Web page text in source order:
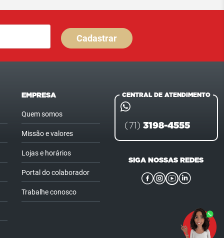
Cadastrar
EMPRESA
Quem somos
Missão e valores
Lojas e horários
Portal do colaborador
Trabalhe conosco
CENTRAL DE ATENDIMENTO
(71) 3198-4555
SIGA NOSSAS REDES